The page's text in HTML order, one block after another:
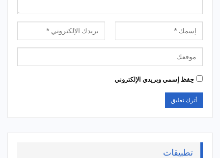
حِفظ إسمي وبريدي الإلكتروني
تطبيقات